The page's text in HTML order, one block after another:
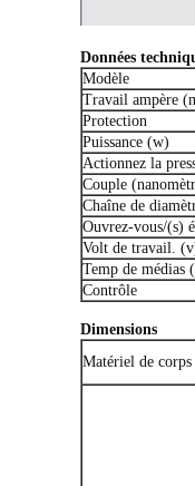
Données
Modèle
Travail ampère
Protection
Puissance (w)
Actionnez la
Couple
Chaîne de
Ouvrez-vous/(s)
Volt de travail.
Temp de
Contrôle
Dimensions
Matériel de